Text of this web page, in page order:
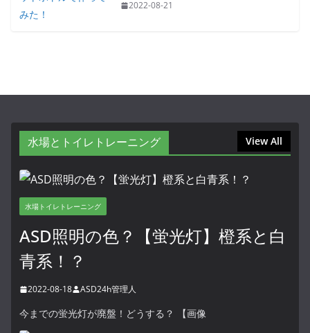
2022-08-21
水場とトイレトレーニング View All
水場トイレトレーニング
ASD照明の色？【蛍光灯】橙系と白
青系！？
2022-08-18 ASD24h管理人
今までの蛍光灯が廃盤！どうする？ 【画像